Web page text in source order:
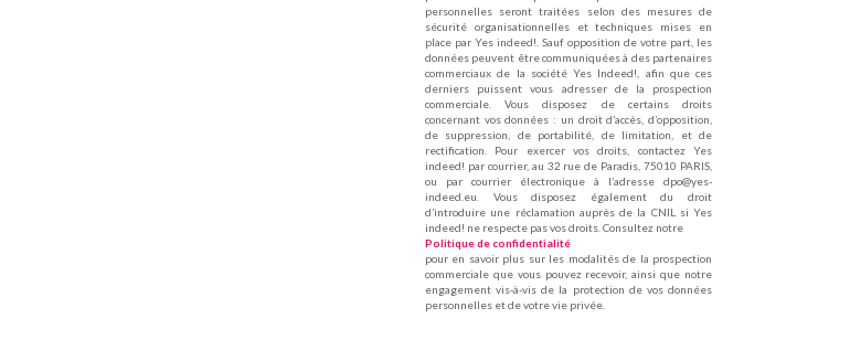
personnelles seront traitées selon des mesures de
sécurité organisationnelles et techniques mises en
place par Yes indeed!. Sauf opposition de votre part, les
données peuvent être communiquées à des partenaires
commerciaux de la société Yes Indeed!, afin que ces
derniers puissent vous adresser de la prospection
commerciale. Vous disposez de certains droits
concernant vos données : un droit d’accès, d’opposition,
de suppression, de portabilité, de limitation, et de
rectification. Pour exercer vos droits, contactez Yes
indeed! par courrier, au 32 rue de Paradis, 75010 PARIS,
ou par courrier électronique à l’adresse dpo@yes-
indeed.eu. Vous disposez également du droit
d’introduire une réclamation auprès de la CNIL si Yes
indeed! ne respecte pas vos droits. Consultez notre
Politique de confidentialité
pour en savoir plus sur les modalités de la prospection
commerciale que vous pouvez recevoir, ainsi que notre
engagement vis-à-vis de la protection de vos données
personnelles et de votre vie privée.